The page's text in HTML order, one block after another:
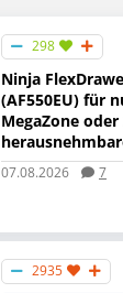
298
Ninja
(AF550EU) für
MegaZone
07.08.2026 7
2935